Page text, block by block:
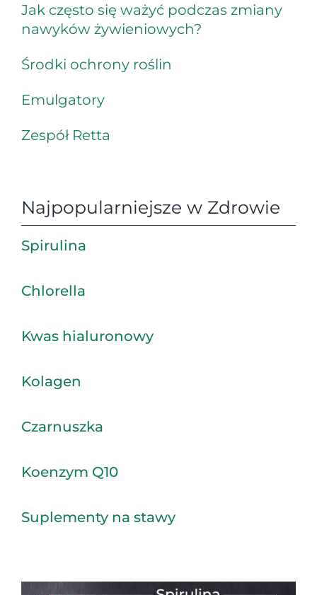
Jak często się ważyć podczas zmiany
nawyków żywieniowych?
Środki ochrony roślin
Emulgatory
Zespół Retta
Najpopularniejsze w Zdrowie
Spirulina
Chlorella
Kwas hialuronowy
Kolagen
Czarnuszka
Koenzym Q10
Suplementy na stawy